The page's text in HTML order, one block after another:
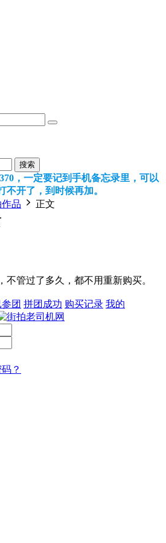
搜索
，一定要记到手机备忘录里，可以
不开了，到时候再加。
品 正文
不管过了多久，都不用重新购买。
团 拼团成功 购买记录 我的
？